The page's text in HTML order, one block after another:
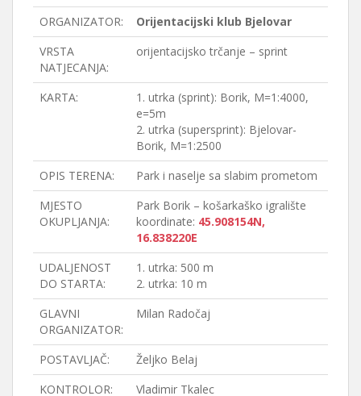
ORGANIZATOR:
Orijentacijski klub Bjelovar
VRSTA
NATJECANJA:
orijentacijsko trčanje – sprint
KARTA:
1. utrka (sprint): Borik, M=1:4000,
e=5m
2. utrka (supersprint): Bjelovar-
Borik, M=1:2500
OPIS TERENA:
Park i naselje sa slabim prometom
MJESTO
OKUPLJANJA:
Park Borik – košarkaško igralište
koordinate: 45.908154N,
16.838220E
UDALJENOST
DO STARTA:
1. utrka: 500 m
2. utrka: 10 m
GLAVNI
ORGANIZATOR:
Milan Radočaj
POSTAVLJAČ:
Željko Belaj
KONTROLOR:
Vladimir Tkalec